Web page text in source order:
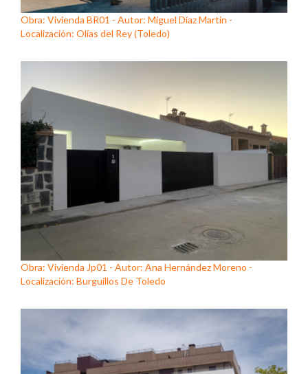
Obra: Vivienda BR01 - Autor: Miguel Díaz Martín -
Localización: Olías del Rey (Toledo)
Obra: Vivienda Jp01 - Autor: Ana Hernández Moreno -
Localización: Burguillos De Toledo